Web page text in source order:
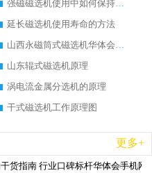
强磁磁选机使用中如何保持其顺畅运行
延长磁选机使用寿命的方法
山西永磁筒式磁选机华体会手机网页版-华体会(中国)
山东辊式磁选机原理
涡电流金属分选机的原理
干式磁选机工作原理图
更多+
2026-06-26
货指南 行业口碑标杆华体会手机网